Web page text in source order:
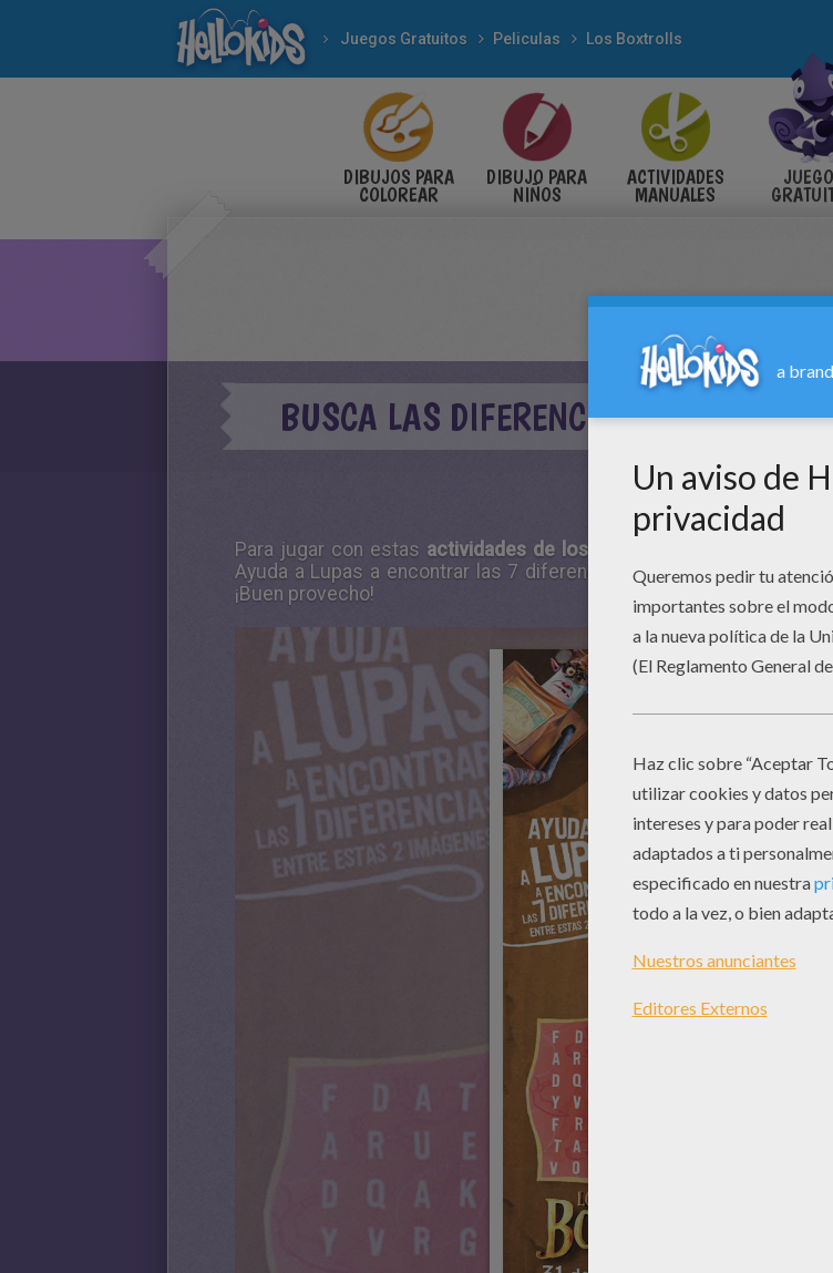
Juegos Gratuitos Peliculas Los Boxtrolls
DIBUJOS PARA
COLOREAR
DIBUJO PARA
NIÑOS
ACTIVIDADES
MANUALES
BUSCA LAS DIFERENCIAS
Para jugar con estas actividades de los Boxtrolls
Ayuda a Lupas a encontrar las 7 diferencias entre las 2 imágenes
¡Buen provecho!